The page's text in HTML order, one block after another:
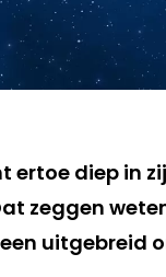
ertoe diep in
zeggen
uitgebreid